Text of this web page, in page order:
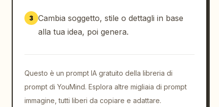
3 Cambia soggetto, stile o dettagli in base
alla tua idea, poi genera.
Questo è un prompt IA gratuito della libreria di
prompt di YouMind. Esplora altre migliaia di prompt
immagine, tutti liberi da copiare e adattare.